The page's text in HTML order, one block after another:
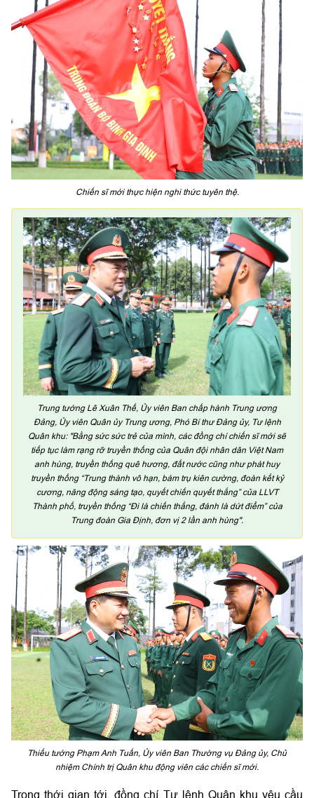
Chiến sĩ mới thực hiện nghi thức tuyên thệ.
Trung tướng Lê Xuân Thế, Ủy viên Ban chấp hành Trung ương
Đảng, Ủy viên Quân ủy Trung ương, Phó Bí thư Đảng ủy, Tư lệnh
Quân khu: "Bằng sức sức trẻ của mình, các đồng chí chiến sĩ mới sẽ
tiếp tục làm rạng rỡ truyền thống của Quân đội nhân dân Việt Nam
anh hùng, truyền thống quê hương, đất nước cũng như phát huy
truyền thống “Trung thành vô hạn, bám trụ kiên cường, đoàn kết kỷ
cương, năng động sáng tạo, quyết chiến quyết thắng” của LLVT
Thành phố, truyền thống “Đi là chiến thắng, đánh là dứt điểm” của
Trung đoàn Gia Định, đơn vị 2 lần anh hùng".
Thiếu tướng Phạm Anh Tuấn, Ủy viên Ban Thường vụ Đảng ủy, Chủ
nhiệm Chính trị Quân khu động viên các chiến sĩ mới.
Trong thới gian tới, đồng chí Tư lệnh Quân khu yêu cầu